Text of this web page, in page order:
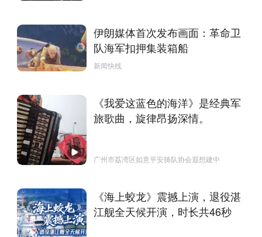
伊朗媒体首次发布画面：革命卫
队海军扣押集装箱船
新闻快线
《我爱这蓝色的海洋》是经典军
旅歌曲，旋律昂扬深情。
广州市荔湾区如意平安骑队协会遐想建中
《海上蛟龙》震撼上演，退役湛
江舰全天候开演，时长共46秒